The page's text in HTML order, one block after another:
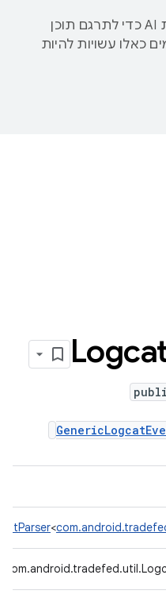
‫Google משתמשת בטכנולוגיית AI כדי לתרגם תוכן
כאלו עשויות להיות
<